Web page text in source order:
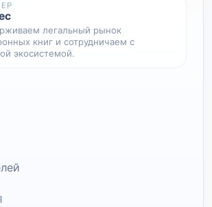
легальный рынок
книг и сотрудничаем с
экосистемой.